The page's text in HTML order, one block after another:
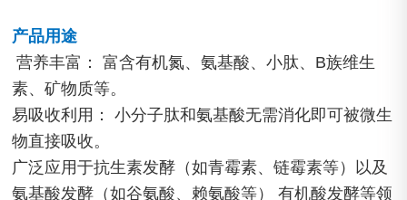
产品用途
营养丰富： 富含有机氮、氨基酸、小肽、B族维生
素、矿物质等。
易吸收利用： 小分子肽和氨基酸无需消化即可被微生
物直接吸收。
广泛应用于抗生素发酵（如青霉素、链霉素等）以及
氨基酸发酵（如谷氨酸、赖氨酸等） 有机酸发酵等领